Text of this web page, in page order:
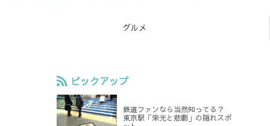
スポット
ピックアップ
鉄道ファンなら当然知ってる？
東京駅「栄光と悲劇」の隠れスポ